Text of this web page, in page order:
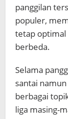
panggilan
populer,
tetap optimal
berbeda.
Selama
santai
berbagai
liga masing-